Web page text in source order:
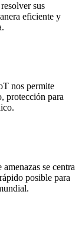
sus
eficiente y
nos permite
protección para
se centra
posible para